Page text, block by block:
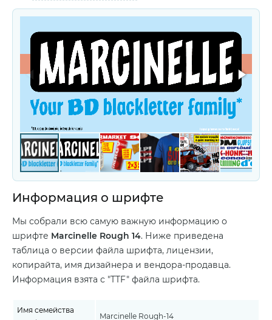
Информация о шрифте
Мы собрали всю самую важную информацию о
шрифте Marcinelle Rough 14. Ниже приведена
таблица о версии файла шрифта, лицензии,
копирайта, имя дизайнера и вендора-продавца.
Информация взята с "TTF" файла шрифта.
Имя семейства
Marcinelle Rough-14